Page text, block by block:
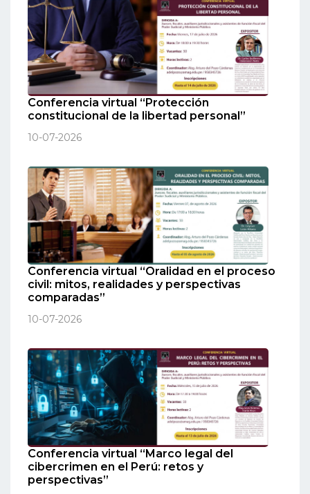
Conferencia virtual “Protección
constitucional de la libertad personal”
10-07-2026
Conferencia virtual “Oralidad en el proceso
civil: mitos, realidades y perspectivas
comparadas”
10-07-2026
Conferencia virtual “Marco legal del
cibercrimen en el Perú: retos y
perspectivas”